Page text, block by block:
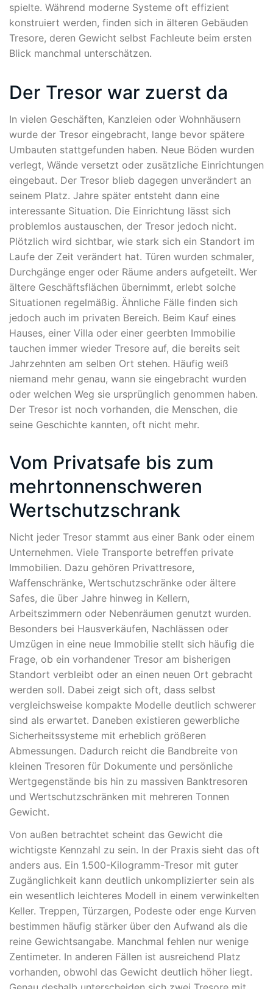
spielte. Während moderne Systeme oft effizient
konstruiert werden, finden sich in älteren Gebäuden
Tresore, deren Gewicht selbst Fachleute beim ersten
Blick manchmal unterschätzen.
Der Tresor war zuerst da
In vielen Geschäften, Kanzleien oder Wohnhäusern
wurde der Tresor eingebracht, lange bevor spätere
Umbauten stattgefunden haben. Neue Böden wurden
verlegt, Wände versetzt oder zusätzliche Einrichtungen
eingebaut. Der Tresor blieb dagegen unverändert an
seinem Platz. Jahre später entsteht dann eine
interessante Situation. Die Einrichtung lässt sich
problemlos austauschen, der Tresor jedoch nicht.
Plötzlich wird sichtbar, wie stark sich ein Standort im
Laufe der Zeit verändert hat. Türen wurden schmaler,
Durchgänge enger oder Räume anders aufgeteilt. Wer
ältere Geschäftsflächen übernimmt, erlebt solche
Situationen regelmäßig. Ähnliche Fälle finden sich
jedoch auch im privaten Bereich. Beim Kauf eines
Hauses, einer Villa oder einer geerbten Immobilie
tauchen immer wieder Tresore auf, die bereits seit
Jahrzehnten am selben Ort stehen. Häufig weiß
niemand mehr genau, wann sie eingebracht wurden
oder welchen Weg sie ursprünglich genommen haben.
Der Tresor ist noch vorhanden, die Menschen, die
seine Geschichte kannten, oft nicht mehr.
Vom Privatsafe bis zum
mehrtonnenschweren
Wertschutzschrank
Nicht jeder Tresor stammt aus einer Bank oder einem
Unternehmen. Viele Transporte betreffen private
Immobilien. Dazu gehören Privattresore,
Waffenschränke, Wertschutzschränke oder ältere
Safes, die über Jahre hinweg in Kellern,
Arbeitszimmern oder Nebenräumen genutzt wurden.
Besonders bei Hausverkäufen, Nachlässen oder
Umzügen in eine neue Immobilie stellt sich häufig die
Frage, ob ein vorhandener Tresor am bisherigen
Standort verbleibt oder an einen neuen Ort gebracht
werden soll. Dabei zeigt sich oft, dass selbst
vergleichsweise kompakte Modelle deutlich schwerer
sind als erwartet. Daneben existieren gewerbliche
Sicherheitssysteme mit erheblich größeren
Abmessungen. Dadurch reicht die Bandbreite von
kleinen Tresoren für Dokumente und persönliche
Wertgegenstände bis hin zu massiven Banktresoren
und Wertschutzschränken mit mehreren Tonnen
Gewicht.
Von außen betrachtet scheint das Gewicht die
wichtigste Kennzahl zu sein. In der Praxis sieht das oft
anders aus. Ein 1.500-Kilogramm-Tresor mit guter
Zugänglichkeit kann deutlich unkomplizierter sein als
ein wesentlich leichteres Modell in einem verwinkelten
Keller. Treppen, Türzargen, Podeste oder enge Kurven
bestimmen häufig stärker über den Aufwand als die
reine Gewichtsangabe. Manchmal fehlen nur wenige
Zentimeter. In anderen Fällen ist ausreichend Platz
vorhanden, obwohl das Gewicht deutlich höher liegt.